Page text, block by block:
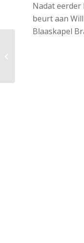
Nadat eerder
beurt aan
Blaaskapel